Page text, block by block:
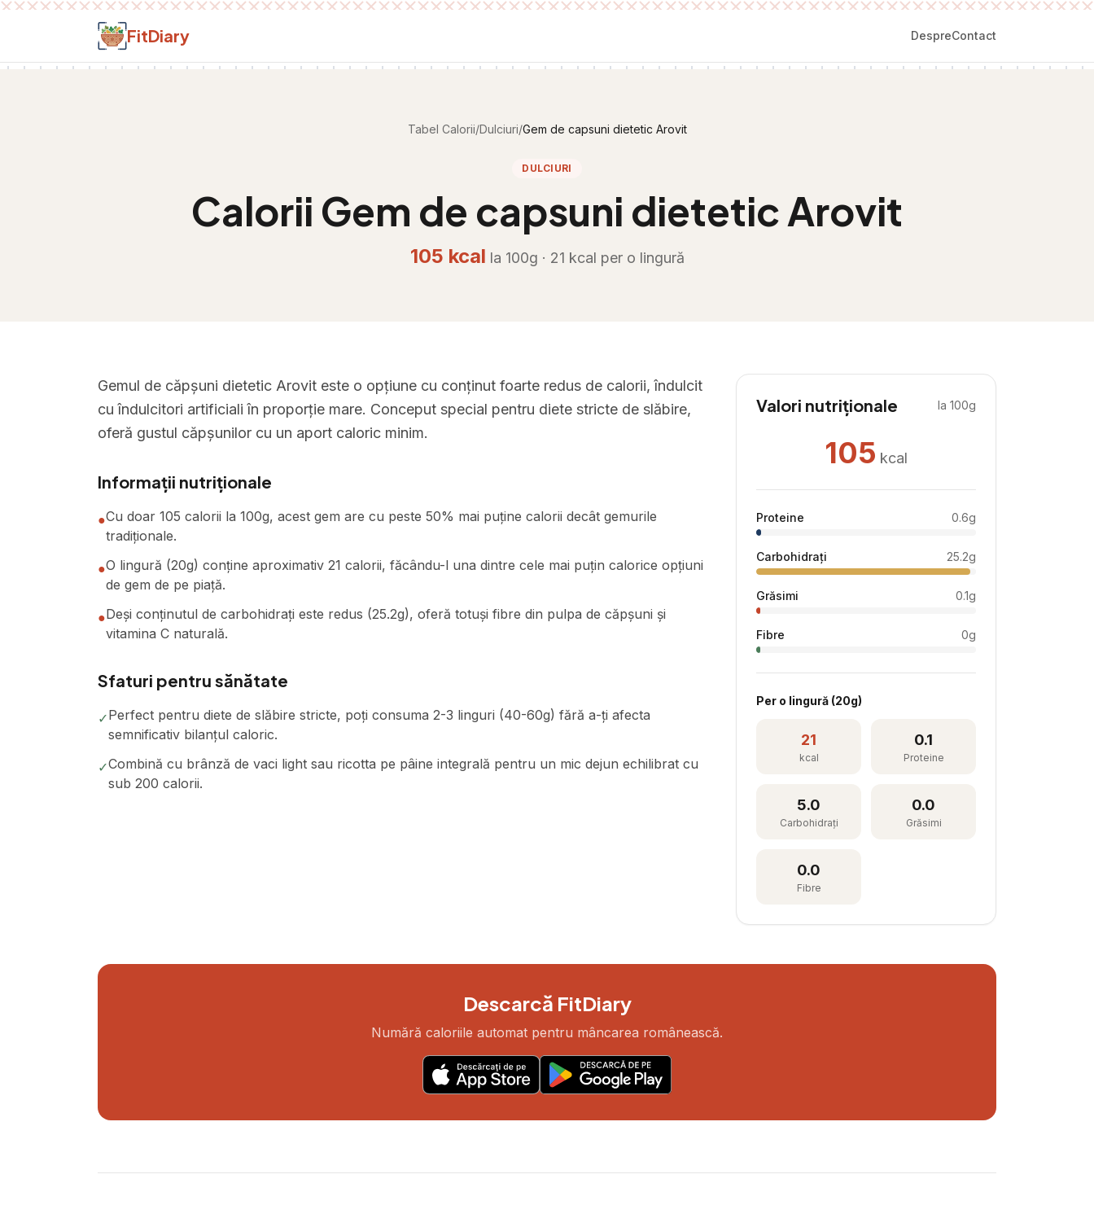
Salt la conținut
FitDiary DespreContact
Tabel Calorii/Dulciuri/Gem de capsuni dietetic Arovit
DULCIURI
Calorii Gem de capsuni dietetic Arovit
105 kcal la 100g · 21 kcal per o lingură
Gemul de căpșuni dietetic Arovit este o opțiune cu conținut foarte redus de calorii, îndulcit
cu îndulcitori artificiali în proporție mare. Conceput special pentru diete stricte de slăbire,
oferă gustul căpșunilor cu un aport caloric minim.
Informații nutriționale
●Cu doar 105 calorii la 100g, acest gem are cu peste 50% mai puține calorii decât gemurile
tradiționale.
●O lingură (20g) conține aproximativ 21 calorii, făcându-l una dintre cele mai puțin calorice opțiuni
de gem de pe piață.
●Deși conținutul de carbohidrați este redus (25.2g), oferă totuși fibre din pulpa de căpșuni și
vitamina C naturală.
Sfaturi pentru sănătate
✓Perfect pentru diete de slăbire stricte, poți consuma 2-3 linguri (40-60g) fără a-ți afecta
semnificativ bilanțul caloric.
✓Combină cu brânză de vaci light sau ricotta pe pâine integrală pentru un mic dejun echilibrat cu
sub 200 calorii.
Valori nutriționale la 100g
105 kcal
Proteine 0.6g
Carbohidrați 25.2g
Grăsimi 0.1g
Fibre 0g
Per o lingură (20g)
21
kcal
0.1
Proteine
5.0
Carbohidrați
0.0
Grăsimi
0.0
Fibre
Descarcă FitDiary
Numără caloriile automat pentru mâncarea românească.